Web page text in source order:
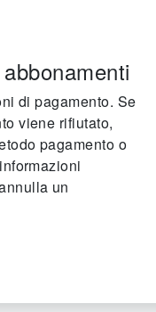
di pagamento. Se
viene rifiutato,
pagamento o
un